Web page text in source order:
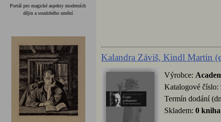
Portál pro magické aspekty moderních
dějin a soudobého umění
Kalandra Záviš, Kindl Martin
Výrobce:
Katalogové číslo:
Termín dodání
Skladem: 0 kniha